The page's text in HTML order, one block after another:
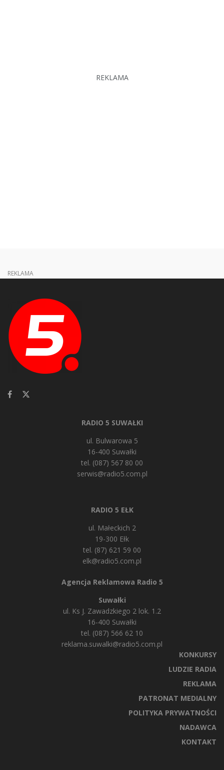
REKLAMA
REKLAMA
RADIO 5 SUWAŁKI
ul. Bulwarowa 5
16-400 Suwałki
tel. (087) 567 80 00
serwis@radio5.com.pl
RADIO 5 EŁK
ul. Małeckich 2
19-300 Ełk
tel. (87) 621 59 00
elk@radio5.com.pl
Agencja Reklamowa Radio 5
Suwałki
ul. Ks J. Zawadzkiego 2 lok. 1.2
16-400 Suwałki
tel. (087) 566 62 10
reklama.suwalki@radio5.com.pl
KONKURSY
LUDZIE RADIA
REKLAMA
PATRONAT MEDIALNY
POLITYKA PRYWATNOŚCI
NADAWCA
KONTAKT